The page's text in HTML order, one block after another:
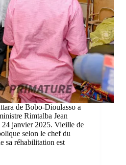
de Bobo-Dioulasso a
Rimtalba Jean
24 janvier 2025. Vieille de
selon le chef du
sa réhabilitation est